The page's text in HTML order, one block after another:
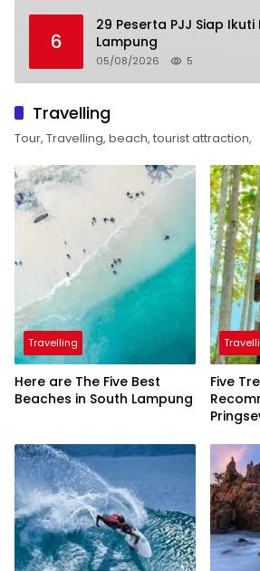
6
29 Peserta PJJ Siap Ikuti MPLS,
Lampung
05/08/2026 5
Travelling
Tour, Travelling, beach, tourist attraction,
Travelling
Here are The Five Best
Beaches in South Lampung
Five